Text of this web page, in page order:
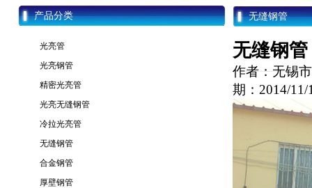
产品分类
光亮管
光亮钢管
精密光亮管
光亮无缝钢管
冷拉光亮管
无缝钢管
合金钢管
厚壁钢管
无缝钢管
无缝钢管
作者：无锡
期：2014/11/